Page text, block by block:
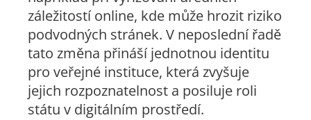
záležitostí online, kde může hrozit riziko
podvodných stránek. V neposlední řadě
tato změna přináší jednotnou identitu
pro veřejné instituce, která zvyšuje
jejich rozpoznatelnost a posiluje roli
státu v digitálním prostředí.